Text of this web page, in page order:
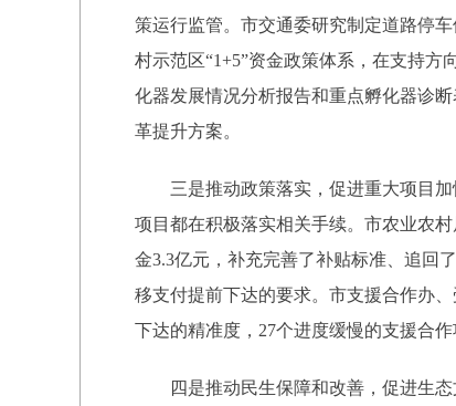
策运行监管。市交通委研究制定道路停
村示范区“1+5”资金政策体系，在支持
化器发展情况分析报告和重点孵化器诊
革提升方案。
三是推动政策落实，促进重大项目
项目都在积极落实相关手续。市农业农
金3.3亿元，补充完善了补贴标准、追回
移支付提前下达的要求。市支援合作办
下达的精准度，27个进度缓慢的支援合
四是推动民生保障和改善，促进生